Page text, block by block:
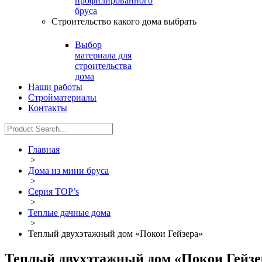
бруса
Строительство какого дома выбрать
Выбор
материала для
строительства
дома
Наши работы
Стройматериалы
Контакты
Главная
>
Дома из мини бруса
>
Серия TOP’s
>
Теплые дачные дома
>
Теплый двухэтажный дом «Покои Гейзера»
Теплый двухэтажный дом «Покои